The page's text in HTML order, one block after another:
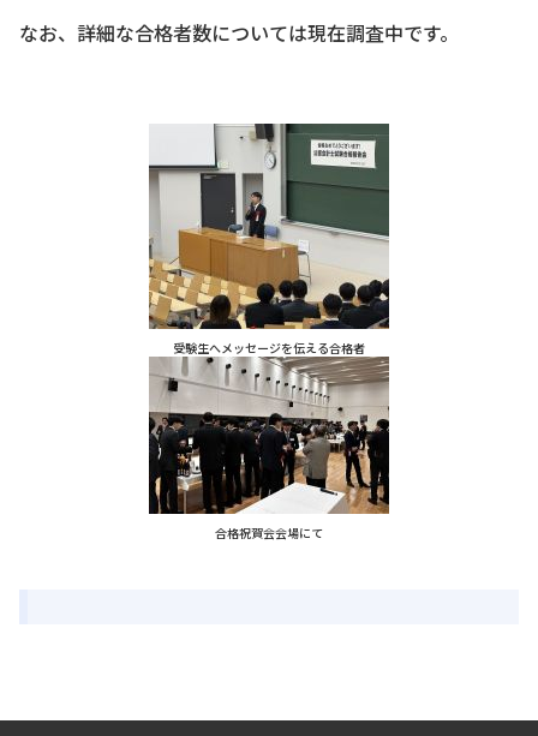
なお、詳細な合格者数については現在調査中です。
受験生へメッセージを伝える合格者
合格祝賀会会場にて